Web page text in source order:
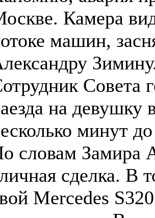
Камера
машин,
Совета
на девушку
минут
словам Замира
сделка. В
Mercedes